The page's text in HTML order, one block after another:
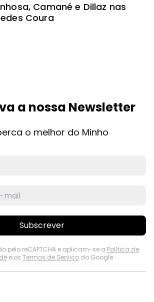
Camané e Dillaz nas
Coura
a nossa Newsletter
o melhor do Minho
Subscrever
pelo reCAPTCHA e aplicam-se a Política de
e os Termos de Serviçodo Google.